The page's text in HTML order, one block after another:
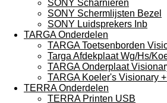
SONY Scharnieren
SONY Schermlijsten Bezel
SONY Luidsprekers Inb
TARGA Onderdelen
TARGA Toetsenborden
Targa Afdekplaat Wg/Hs/
TARGA Onderplaat
TARGA Koeler's Visionary
TERRA Onderdelen
TERRA Printen USB